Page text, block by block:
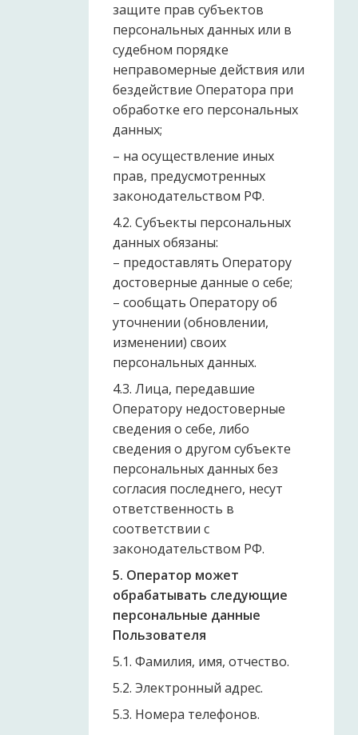
защите прав субъектов
персональных данных или в
судебном порядке
неправомерные действия или
бездействие Оператора при
обработке его персональных
данных;
– на осуществление иных
прав, предусмотренных
законодательством РФ.
4.2. Субъекты персональных
данных обязаны:
– предоставлять Оператору
достоверные данные о себе;
– сообщать Оператору об
уточнении (обновлении,
изменении) своих
персональных данных.
4.3. Лица, передавшие
Оператору недостоверные
сведения о себе, либо
сведения о другом субъекте
персональных данных без
согласия последнего, несут
ответственность в
соответствии с
законодательством РФ.
5. Оператор может
обрабатывать следующие
персональные данные
Пользователя
5.1. Фамилия, имя, отчество.
5.2. Электронный адрес.
5.3. Номера телефонов.